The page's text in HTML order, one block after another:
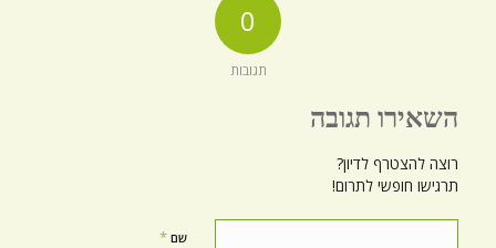
0
תגובות
השאירו תגובה
רוצה להצטרף לדיון?
תרגישו חופשי לתרום!
שם *